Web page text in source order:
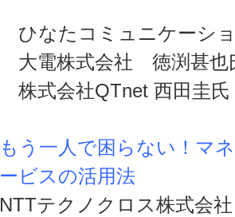
ひなたコミュニケーシ
大電株式会社 徳渕甚也
株式会社QTnet 西田圭氏
もう一人で困らない！マ
ービスの活用法
NTTテクノクロス株式会社